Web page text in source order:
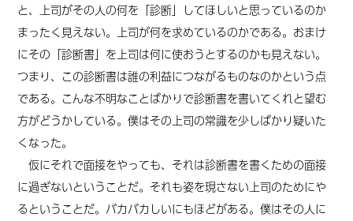
と、上司がその人の何を「診断」してほしいと思っているのか
まったく見えない。上司が何を求めているのかである。おまけ
にその「診断書」を上司は何に使おうとするのかも見えない。
つまり、この診断書は誰の利益につながるものなのかという点
である。こんな不明なことばかりで診断書を書いてくれと望む
方がどうかしている。僕はその上司の常識を少しばかり疑いた
くなった。
仮にそれで面接をやっても、それは診断書を書くための面接
に過ぎないということだ。それも姿を現さない上司のためにや
るということだ。バカバカしいにもほどがある。僕はその人に